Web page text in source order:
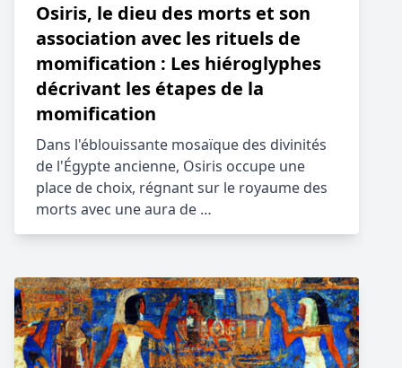
Osiris, le dieu des morts et son
association avec les rituels de
momification : Les hiéroglyphes
décrivant les étapes de la
momification
Dans l'éblouissante mosaïque des divinités
de l'Égypte ancienne, Osiris occupe une
place de choix, régnant sur le royaume des
morts avec une aura de …